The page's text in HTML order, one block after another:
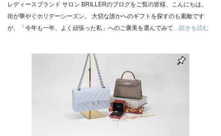
レディースブランド サロン BRILLERのブログをご覧の皆様、こんにちは。
街が華やぐホリデーシーズン。 大切な誰かへのギフトを探すのも素敵です
が、「今年も一年、よく頑張った私」へのご褒美を選んでみて…続きを読む